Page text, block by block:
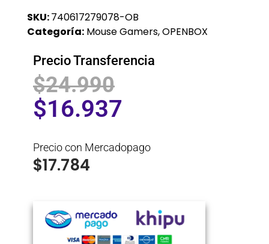
SKU:740617279078-OB
Categoría: Mouse Gamers,OPENBOX
Precio Transferencia
$24.990
$16.937
Precio con Mercadopago
$17.784